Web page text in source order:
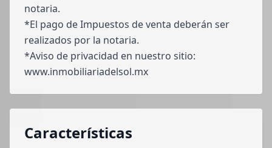
notaria.
*El pago de Impuestos de venta deberán ser
realizados por la notaria.
*Aviso de privacidad en nuestro sitio:
www.inmobiliariadelsol.mx
Características